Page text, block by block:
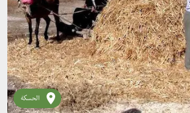
الحسكة